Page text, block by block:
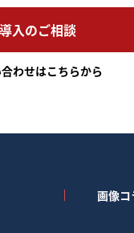
入のご相談
わせはこちらから
画像コ